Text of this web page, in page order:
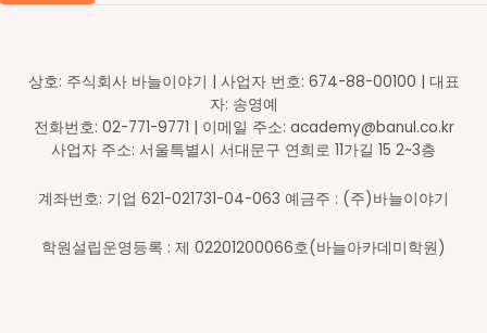
상호: 주식회사 바늘이야기 | 사업자 번호: 674-88-00100 | 대표
자: 송영예
전화번호: 02-771-9771 | 이메일 주소: academy@banul.co.kr
사업자 주소: 서울특별시 서대문구 연희로 11가길 15 2~3층
계좌번호: 기업 621-021731-04-063 예금주 : (주)바늘이야기
학원설립운영등록 : 제 02201200066호(바늘아카데미학원)